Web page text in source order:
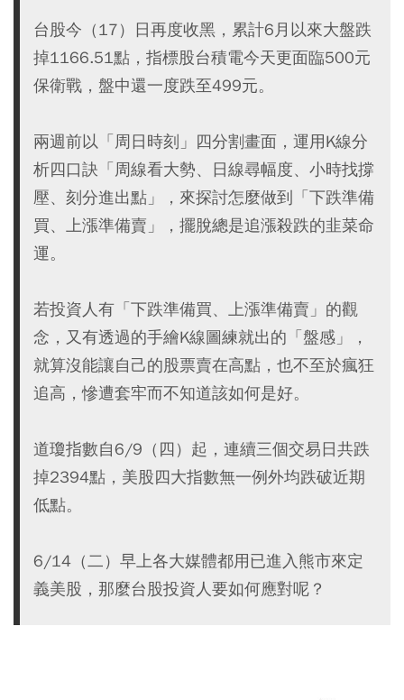
台股今（17）日再度收黑，累計6月以來大盤跌
掉1166.51點，指標股台積電今天更面臨500元
保衛戰，盤中還一度跌至499元。
兩週前以「周日時刻」四分割畫面，運用K線分
析四口訣「周線看大勢、日線尋幅度、小時找撐
壓、刻分進出點」，來探討怎麼做到「下跌準備
買、上漲準備賣」，擺脫總是追漲殺跌的韭菜命
運。
若投資人有「下跌準備買、上漲準備賣」的觀
念，又有透過的手繪K線圖練就出的「盤感」，
就算沒能讓自己的股票賣在高點，也不至於瘋狂
追高，慘遭套牢而不知道該如何是好。
道瓊指數自6/9（四）起，連續三個交易日共跌
掉2394點，美股四大指數無一例外均跌破近期
低點。
6/14（二）早上各大媒體都用已進入熊市來定
義美股，那麼台股投資人要如何應對呢？